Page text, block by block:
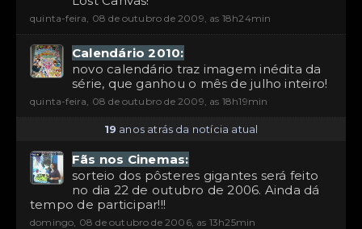
quinta-feira, 08 de outubro de 2009, as 18h24min
Calendário 2010:
novo calendário traz imagem inédita da
série, que ganhou o mês de julho inteiro!
quinta-feira, 08 de outubro de 2009, as 18h19min
19 anos atrás da notícia atual
Fãs nos Cinemas:
sorteio dos pôsteres gigantes será feito
no dia 22 de outubro de 2006. Ainda dá
tempo de participar!!!
domingo, 08 de outubro de 2006, as 13h25min